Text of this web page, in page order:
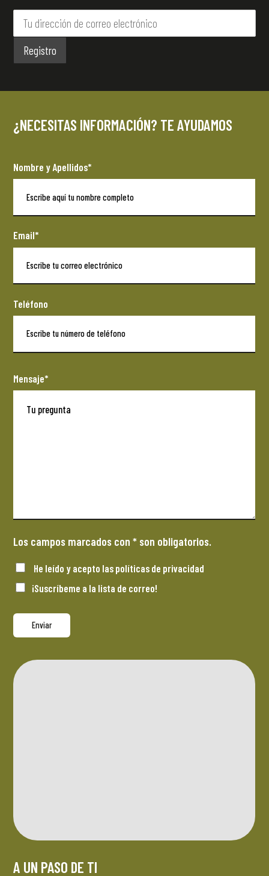
¿NECESITAS INFORMACIÓN? TE AYUDAMOS
Nombre y Apellidos*
Email*
Teléfono
Mensaje*
Los campos marcados con * son obligatorios.
He leído y acepto las políticas de privacidad
¡Suscríbeme a la lista de correo!
A UN PASO DE TI